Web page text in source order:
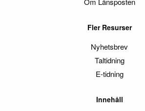
Fler Resurser
Nyhetsbrev
Taltidning
E-tidning
Innehåll